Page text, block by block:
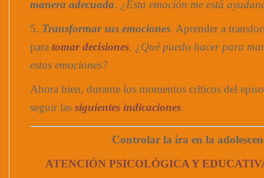
manera adecuada. ¿Esta emoción me está
5. Transformar sus emociones. Aprender a
para tomar decisiones. ¿Qué puedo hacer para
estas emociones?
Ahora bien, durante los momentos críticos del
seguir las siguientes indicaciones.
Controlar la ira en la
ATENCIÓN PSICOLÓGICA Y